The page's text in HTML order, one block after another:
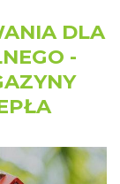
DLA
-